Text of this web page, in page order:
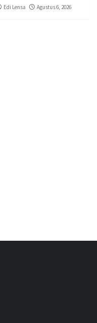
Edi Lensa Agustus 6, 2026